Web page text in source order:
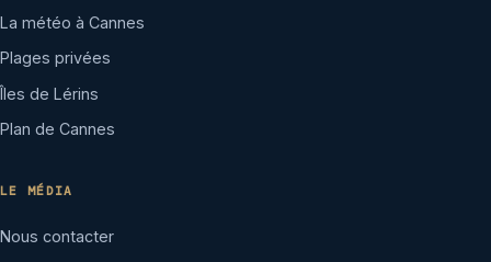
La météo à Cannes
Plages privées
Îles de Lérins
Plan de Cannes
LE MÉDIA
Nous contacter